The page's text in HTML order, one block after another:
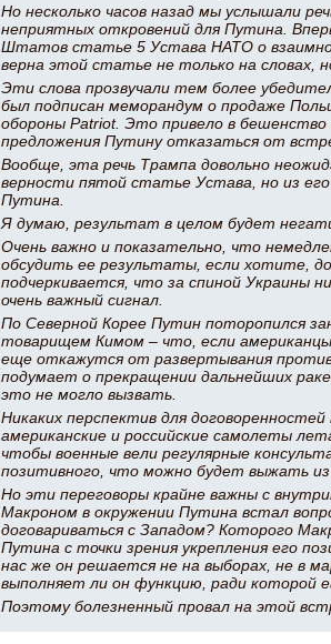
Но несколько часов назад мы услышали
неприятных откровений для Путина.
Штатов статье 5 Устава НАТО о
верна этой статье не только на словах,
Эти слова прозвучали тем более
был подписан меморандум о продаже
обороны Patriot. Это привело в бешенство
предложения Путину отказаться от
Вообще, эта речь Трампа довольно
верности пятой статье Устава, но из
Путина.
Я думаю, результат в целом будет
Очень важно и показательно, что
обсудить ее результаты, если хотите,
подчеркивается, что за спиной Украины
очень важный сигнал.
По Северной Корее Путин поторопился
товарищем Кимом – что, если
еще откажутся от развертывания
подумает о прекращении дальнейших
это не могло вызвать.
Никаких перспектив для
американские и российские самолеты
чтобы военные вели регулярные
позитивного, что можно будет выжать из
Но эти переговоры крайне важны с
Макроном в окружении Путина встал
договариваться с Западом? Которого
Путина с точки зрения укрепления его
нас же он решается не на выборах, не в
выполняет ли он функцию, ради которой
Поэтому болезненный провал на этой